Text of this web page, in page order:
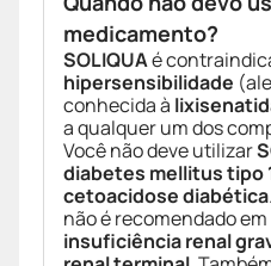
medicamento?
SOLIQUAé
hipersensibilidade
conhecida à
a qualquer um dos
Você não deve utilizar
diabetes mellitus tipo
cetoacidose diabética
não é recomendado
insuficiência renal